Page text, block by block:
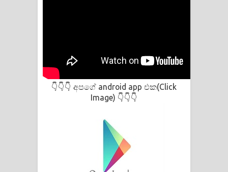
👇👇👇 අපගේ android app එක(Click
Image) 👇👇👇